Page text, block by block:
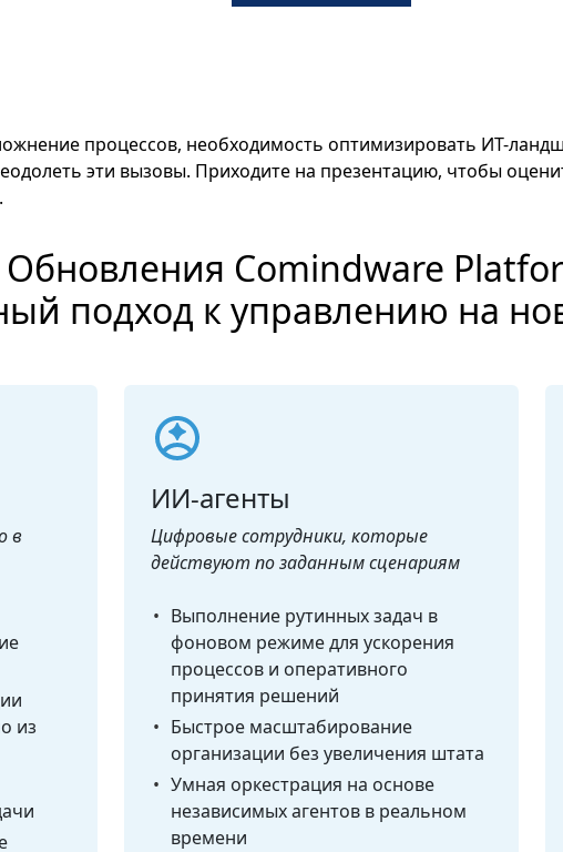
процессов, необходимость оптимизировать ИТ-
эти вызовы. Приходите на презентацию, чтобы
Обновления Comindware
подход к управлению на
в
из
ИИ-агенты
Цифровые сотрудники, которые
действуют по заданным сценариям
Выполнение рутинных задач в
фоновом режиме для ускорения
процессов и оперативного
принятия решений
Быстрое масштабирование
организации без увеличения штата
Умная оркестрация на основе
независимых агентов в реальном
времени